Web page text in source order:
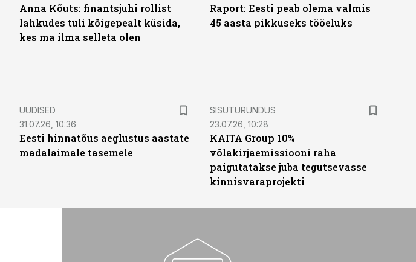
Anna Kõuts: finantsjuhi rollist
lahkudes tuli kõigepealt küsida,
kes ma ilma selleta olen
Raport: Eesti peab olema valmis
45 aasta pikkuseks tööeluks
UUDISED
31.07.26, 10:36
Eesti hinnatõus aeglustus aastate
madalaimale tasemele
ST
SISUTURUNDUS
23.07.26, 10:28
KAITA Group 10%
võlakirjaemissiooni raha
paigutatakse juba tegutsevasse
kinnisvaraprojekti